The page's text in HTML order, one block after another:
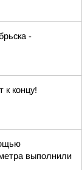
-
к концу!
выполнили